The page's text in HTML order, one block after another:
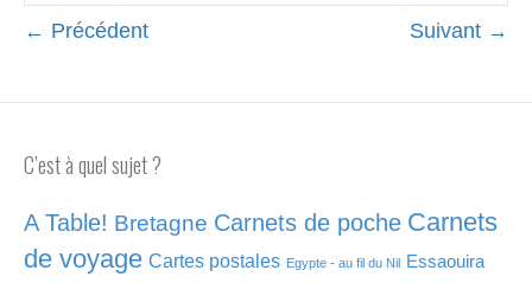
← Précédent Suivant →
C’est à quel sujet ?
A Table! Bretagne Carnets de poche Carnets
de voyage Cartes postales Egypte - au fil du Nil
Essaouira